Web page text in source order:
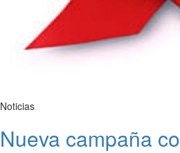
Noticias
Nueva campaña